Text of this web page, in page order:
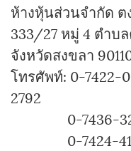
ห้างหุ้นส่วนจำกัด ต
333/27 หมู่ 4 ตำบ
จังหวัดสงขลา
โทรศัพท์: 0-
2792
0-7436-
0-7424-